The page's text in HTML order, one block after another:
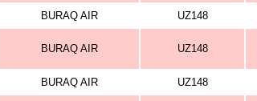
BURAQ AIR UZ148
BURAQ AIR UZ148
BURAQ AIR UZ148